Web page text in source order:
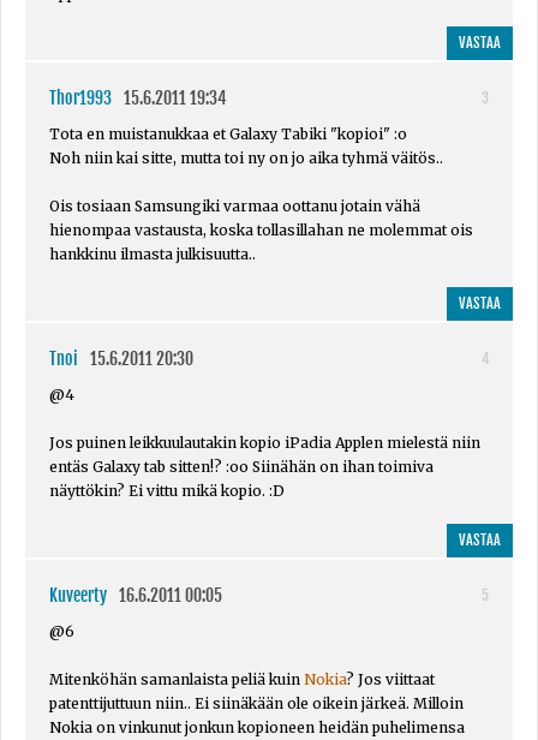
VASTAA
Thor1993 15.6.2011 19:34
3
Tota en muistanukkaa et Galaxy Tabiki "kopioi" :o
Noh niin kai sitte, mutta toi ny on jo aika tyhmä väitös..
Ois tosiaan Samsungiki varmaa oottanu jotain vähä
hienompaa vastausta, koska tollasillahan ne molemmat ois
hankkinu ilmasta julkisuutta..
VASTAA
Tnoi 15.6.2011 20:30
4
@4
Jos puinen leikkuulautakin kopio iPadia Applen mielestä niin
entäs Galaxy tab sitten!? :oo Siinähän on ihan toimiva
näyttökin? Ei vittu mikä kopio. :D
VASTAA
Kuveerty 16.6.2011 00:05
5
@6
Mitenköhän samanlaista peliä kuin Nokia? Jos viittaat
patenttijuttuun niin.. Ei siinäkään ole oikein järkeä. Milloin
Nokia on vinkunut jonkun kopioneen heidän puhelimensa